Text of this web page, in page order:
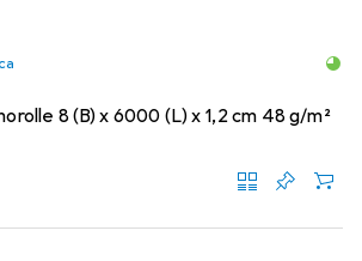
8 (B) x 6000 (L) x 1,2 cm 48 g/m²